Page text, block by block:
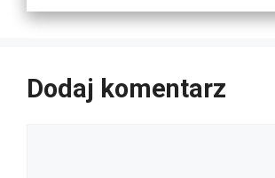
Dodaj komentarz